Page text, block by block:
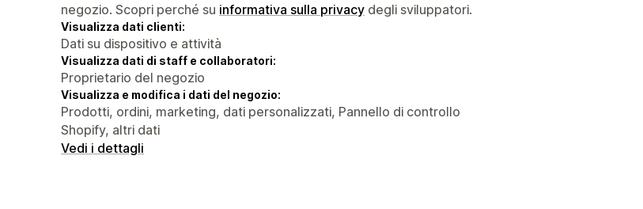
negozio. Scopri perché su informativa sulla privacy degli sviluppatori.
Visualizza dati clienti:
Dati su dispositivo e attività
Visualizza dati di staff e collaboratori:
Proprietario del negozio
Visualizza e modifica i dati del negozio:
Prodotti, ordini, marketing, dati personalizzati, Pannello di controllo
Shopify, altri dati
Vedi i dettagli